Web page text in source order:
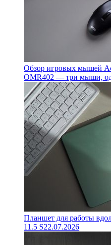
Обзор игровых мышей
OMR402 — три мыши,
Планшет для работы
11.5 S22.07.2026